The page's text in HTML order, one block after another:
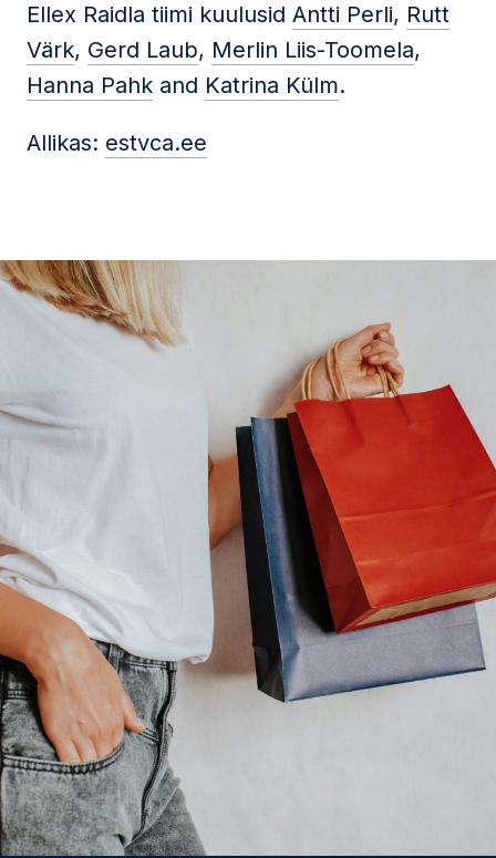
Ellex Raidla tiimi kuulusid Antti Perli, Rutt
Värk, Gerd Laub, Merlin Liis-Toomela,
Hanna Pahk and Katrina Külm.
Allikas: estvca.ee